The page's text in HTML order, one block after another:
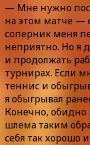
— Мне нужно
на этом матче —
соперник меня
неприятно. Но я
и продолжать
турнирах. Если
теннис и
я обыгрывал
Конечно, обидно
шлема таким
себя так хорошо